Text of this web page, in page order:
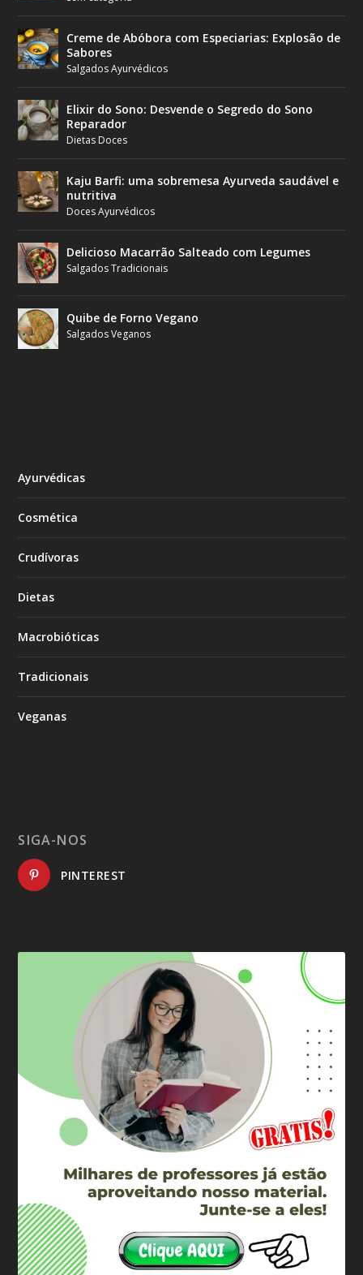
Creme de Abóbora com Especiarias: Explosão de
Sabores
Salgados Ayurvédicos
Elixir do Sono: Desvende o Segredo do Sono
Reparador
Dietas Doces
Kaju Barfi: uma sobremesa Ayurveda saudável e
nutritiva
Doces Ayurvédicos
Delicioso Macarrão Salteado com Legumes
Salgados Tradicionais
Quibe de Forno Vegano
Salgados Veganos
Ayurvédicas
Cosmética
Crudívoras
Dietas
Macrobióticas
Tradicionais
Veganas
SIGA-NOS
PINTEREST